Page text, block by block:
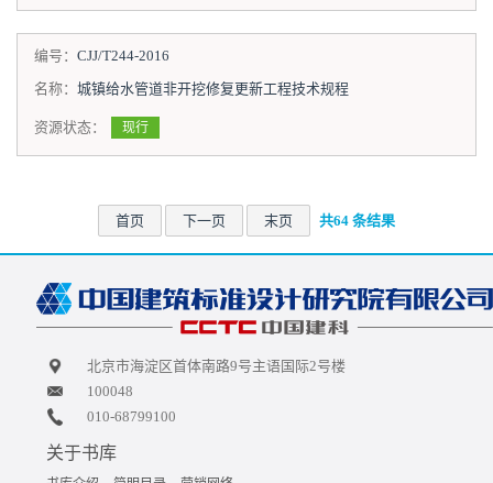
编号： CJJ/T244-2016
名称： 城镇给水管道非开挖修复更新工程技术规程
资源状态： 现行
首页 下一页 末页 共64 条结果
北京市海淀区首体南路9号主语国际2号楼
100048
010-68799100
关于书库